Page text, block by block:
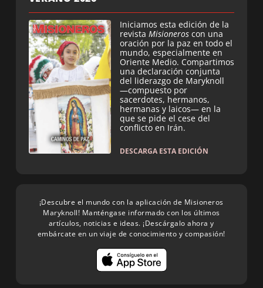
Iniciamos esta edición de la
revista Misioneros con una
oración por la paz en todo el
mundo, especialmente en
Oriente Medio. Compartimos
una declaración conjunta
del liderazgo de Maryknoll
—compuesto por
sacerdotes, hermanos,
hermanas y laicos— en la
que se pide el cese del
conflicto en Irán.
DESCARGA ESTA EDICIÓN
¡Descubre el mundo con la aplicación de Misioneros
Maryknoll! Manténgase informado con los últimos
artículos, noticias e ideas. ¡Descárgalo ahora y
embárcate en un viaje de conocimiento y compasión!